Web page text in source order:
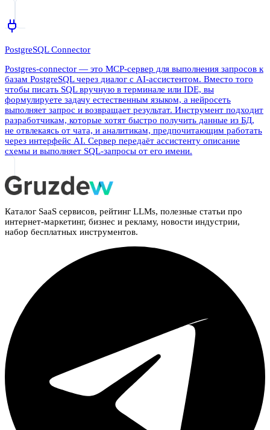
PostgreSQL Connector
Postgres-connector — это MCP-сервер для выполнения запросов к
базам PostgreSQL через диалог с AI-ассистентом. Вместо того
чтобы писать SQL вручную в терминале или IDE, вы
формулируете задачу естественным языком, а нейросеть
выполняет запрос и возвращает результат. Инструмент подходит
разработчикам, которые хотят быстро получить данные из БД,
не отвлекаясь от чата, и аналитикам, предпочитающим работать
через интерфейс AI. Сервер передаёт ассистенту описание
схемы и выполняет SQL-запросы от его имени.
Каталог SaaS сервисов, рейтинг LLMs, полезные статьи про
интернет-маркетинг, бизнес и рекламу, новости индустрии,
набор бесплатных инструментов.